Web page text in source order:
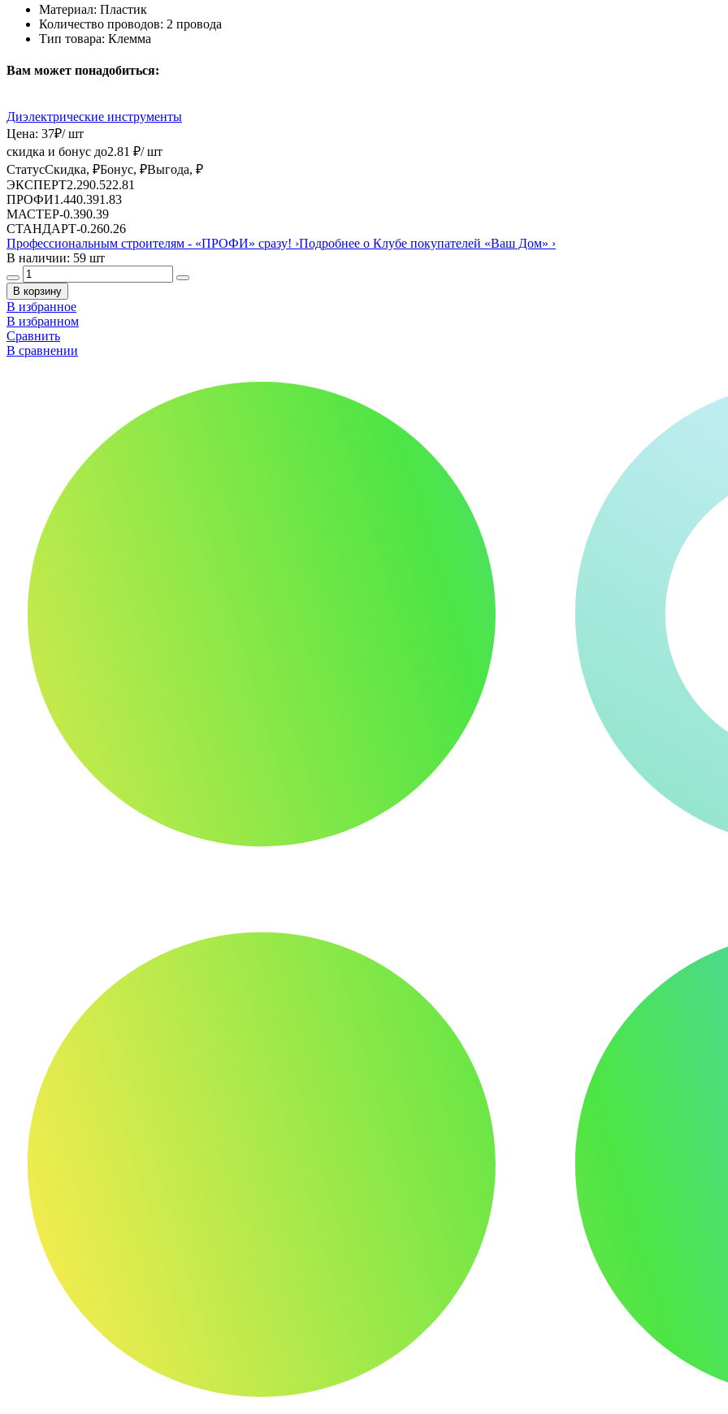
Материал: Пластик
Количество проводов: 2 провода
Тип товара: Клемма
Вам может понадобиться:
Диэлектрические инструменты
Цена: 37₽/ шт
скидка и бонус до2.81 ₽/ шт
СтатусСкидка, ₽Бонус, ₽Выгода, ₽
ЭКСПЕРТ2.290.522.81
ПРОФИ1.440.391.83
МАСТЕР-0.390.39
СТАНДАРТ-0.260.26
Профессиональным строителям - «ПРОФИ» сразу! ›Подробнее о Клубе покупателей «Ваш Дом» ›
В наличии: 59 шт
В корзину
В избранное
В избранном
Сравнить
В сравнении